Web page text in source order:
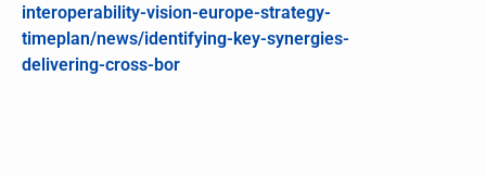
interoperability-vision-europe-strategy-
timeplan/news/identifying-key-synergies-
delivering-cross-bor